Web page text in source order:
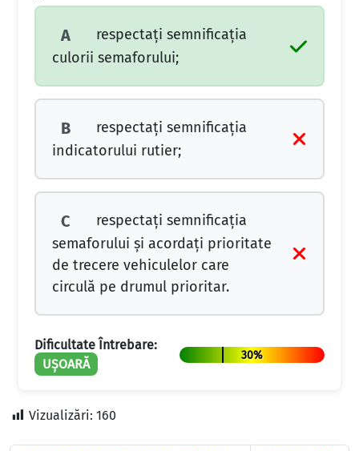
A
respectați semnificația
culorii semaforului;
B
respectați semnificația
indicatorului rutier;
C
respectați semnificația
semaforului și acordați prioritate
de trecere vehiculelor care
circulă pe drumul prioritar.
Dificultate Întrebare:
UȘOARĂ
30%
Vizualizări: 160